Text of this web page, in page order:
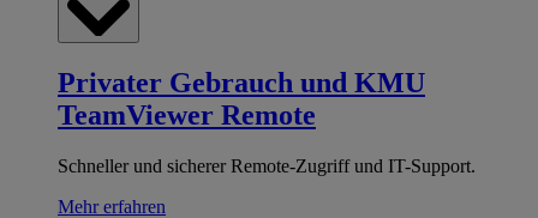
Privater Gebrauch und KMU
TeamViewer Remote
Schneller und sicherer Remote-Zugriff und IT-Support.
Mehr erfahren